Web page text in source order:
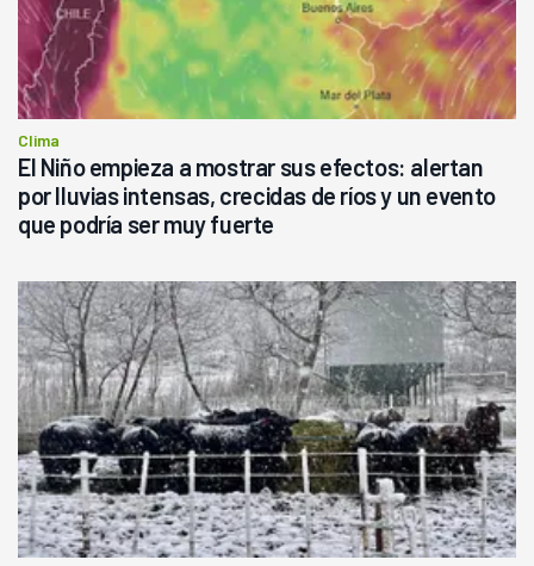
Clima
El Niño empieza a mostrar sus efectos: alertan
por lluvias intensas, crecidas de ríos y un evento
que podría ser muy fuerte